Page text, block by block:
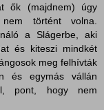
ők (majdnem) úgy
történt volna.
a Slágerbe, aki
és kiteszi mindkét
meg felhívták
és egymás vállán
pont, hogy nem